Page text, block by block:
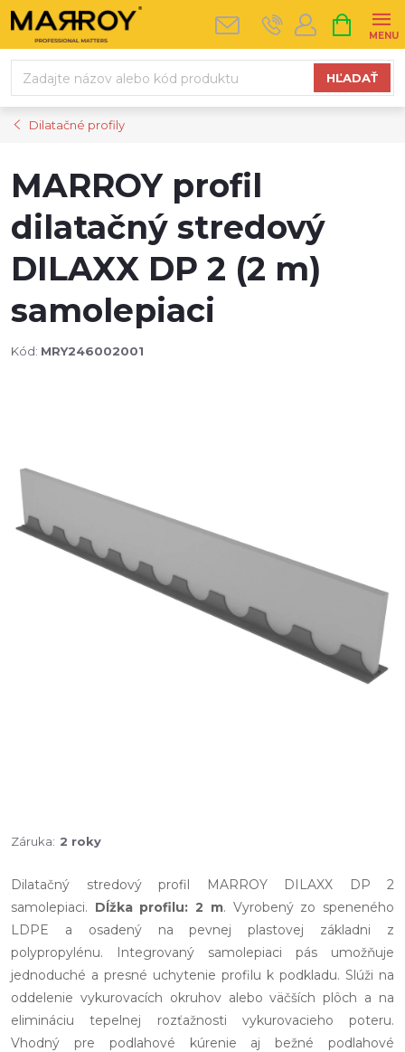
Prejsť
na
HĽADAŤ
KOŠÍK
Dilatačné profily
MARROY profil
dilatačný stredový
DILAXX DP 2 (2 m)
samolepiaci
Kód: MRY246002001
Záruka: 2 roky
Dilatačný stredový profil MARROY DILAXX DP 2
samolepiaci. Dĺžka profilu: 2 m. Vyrobený zo speneného
LDPE a osadený na pevnej plastovej základni z
polypropylénu. Integrovaný samolepiaci pás umožňuje
jednoduché a presné uchytenie profilu k podkladu. Slúži na
oddelenie vykurovacích okruhov alebo väčších plôch a na
elimináciu tepelnej rozťažnosti vykurovacieho poteru.
Vhodný pre podlahové kúrenie aj bežné podlahové